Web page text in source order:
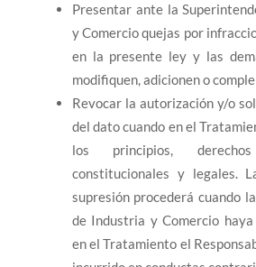
Presentar ante la
y Comercio quejas por
en la presente ley y las
modifiquen, adicionen o
Revocar la autorización y/o
del dato cuando en el
los principios,
constitucionales y legales.
supresión procederá cuando
de Industria y Comercio
en el Tratamiento el